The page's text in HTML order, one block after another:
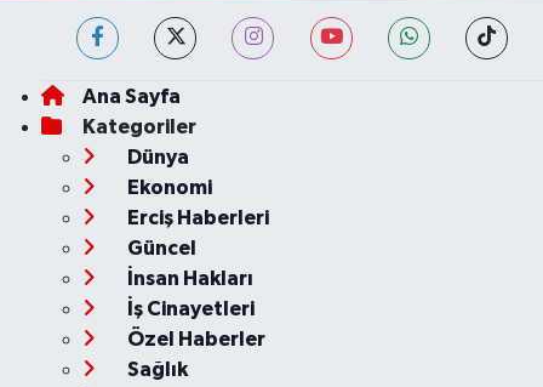
Ana Sayfa
Kategoriler
Dünya
Ekonomi
Erciş Haberleri
Güncel
İnsan Hakları
İş Cinayetleri
Özel Haberler
Sağlık